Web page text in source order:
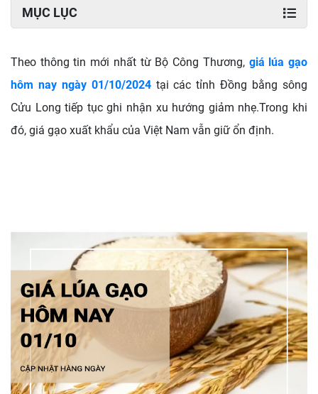
MỤC LỤC
Theo thông tin mới nhất từ Bộ Công Thương, giá lúa gạo
hôm nay ngày 01/10/2024 tại các tỉnh Đồng bằng sông
Cửu Long tiếp tục ghi nhận xu hướng giảm nhẹ.Trong khi
đó, giá gạo xuất khẩu của Việt Nam vẫn giữ ổn định.